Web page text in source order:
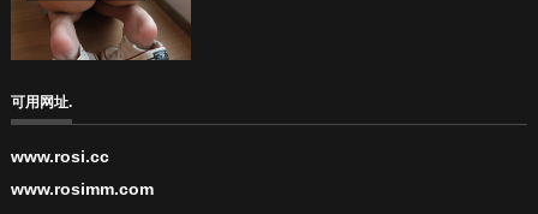
可用网址.
www.rosi.cc
www.rosimm.com